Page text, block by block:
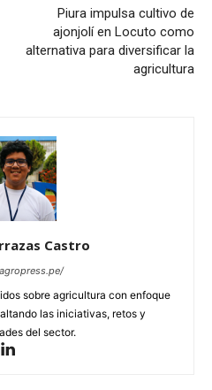
Piura impulsa cultivo de
ajonjolí en Locuto como
alternativa para diversificar la
agricultura
Castro
sobre agricultura con enfoque
las iniciativas, retos y
del sector.